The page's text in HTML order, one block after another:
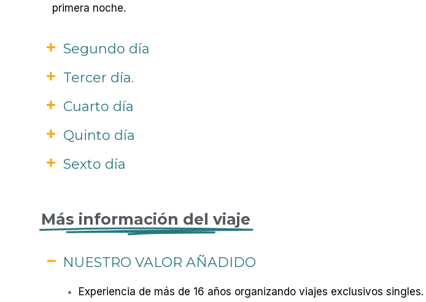
primera noche.
Segundo día
Tercer día.
Cuarto día
Quinto día
Sexto día
Más información del viaje
NUESTRO VALOR AÑADIDO
Experiencia de más de 16 años organizando viajes exclusivos singles.